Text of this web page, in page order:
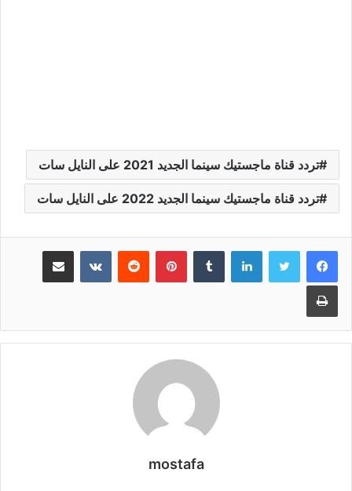
تردد قناة ماجستيك سينما الجديد 2021 على النايل سات
تردد قناة ماجستيك سينما الجديد 2022 على النايل سات
لينكدإن بينتيريست مشاركة عبر البريد
طباعة
mostafa